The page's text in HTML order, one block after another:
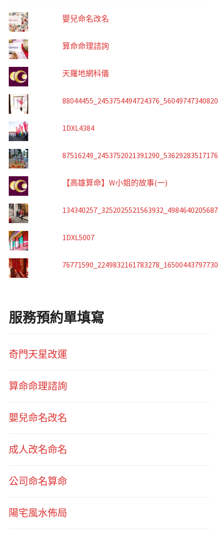
嬰兒命名改名
算命命理諮詢
天羅地網科儀
1DXL4384
【高雄算命】W小姐的故事(一)
1DXL5007
服務預約單填寫
奇門天星改運
算命命理諮詢
嬰兒命名改名
成人改名命名
公司命名算命
陽宅風水佈局